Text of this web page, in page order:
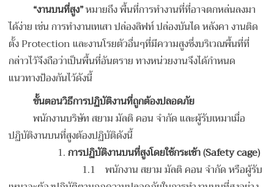
“งานบนที่สูง”หมายถึง พื้นที่การทำงานที่ที่อาจตกหล่นลงมา
ได้ง่าย เช่น การทำงานเทเสา ปล่องลิฟท์ ปล่องบันได หลังคา งานติด
ตั้ง Protection และงานโรยตัวอื่นๆที่มีความสูงซึ่งบริเวณพื้นที่ที่
กล่าวไว้จึงถือว่าเป็นพื้นที่อันตราย ทางหน่วยงานจึงได้กำหนด
แนวทางป้องกันไว้ดังนี้
ขั้นตอนวิธีการปฏิบัติงานที่ถูกต้องปลอดภัย
พนักงานบริษัท สยาม มัลติ คอน จำกัด และผู้รับเหมาเมื่อ
ปฏิบัติงานบนที่สูงต้องปฏิบัติดังนี้
1.การปฏิบัติงานบนที่สูงโดยใช้กระเช้า(Safety cage)
1.1 พนักงาน สยาม มัลติ คอน จำกัด หรือผู้รับ